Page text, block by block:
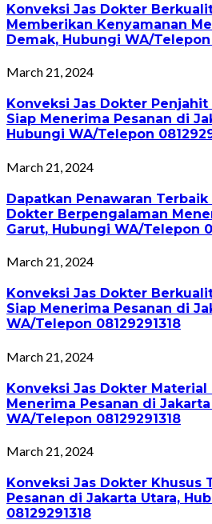
Konveksi Jas Dokter
Memberikan Kenyamanan
Demak, Hubungi WA/Telepon
March 21, 2024
Konveksi Jas Dokter
Siap Menerima Pesanan di
Hubungi WA/Telepon
March 21, 2024
Dapatkan Penawaran
Dokter Berpengalaman
Garut, Hubungi WA/Telepon
March 21, 2024
Konveksi Jas Dokter
Siap Menerima Pesanan di
WA/Telepon 08129291318
March 21, 2024
Konveksi Jas Dokter
Menerima Pesanan di
WA/Telepon 08129291318
March 21, 2024
Konveksi Jas Dokter Khusus
Pesanan di Jakarta Utara,
08129291318